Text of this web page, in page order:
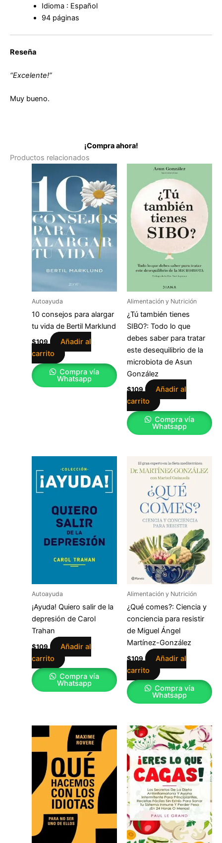
Idioma : Español
94 páginas
Reseña
“Excelente!”
Muy bueno.
¡Compra ahora!
Productos relacionados
Autoayuda
10 consejos para alargar
tu vida de Bertil Marklund
$109
Añadir al
carrito
Compra vía
Whatsapp
Alimentación y Nutrición
¿Tú también tienes
SIBO?: Todo lo que
debes saber para tratar
este desequilibrio de la
microbiota de Asun
González
$109
Añadir al
carrito
Compra vía
Whatsapp
Autoayuda
¡Ayuda! Quiero salir de la
depresión de Carol
Trahan
$109
Añadir al
carrito
Compra vía
Whatsapp
Alimentación y Nutrición
¿Qué comes?: Ciencia y
conciencia para resistir
de Miguel Ángel
Martínez-González
$109
Añadir al
carrito
Compra vía
Whatsapp